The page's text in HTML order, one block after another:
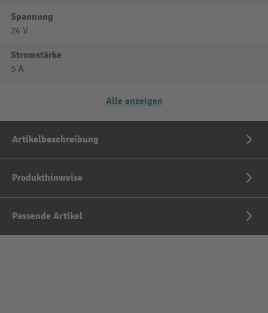
Spannung
24 V
Stromstärke
5 A
Alle anzeigen
Artikelbeschreibung
Produkthinweise
Passende Artikel